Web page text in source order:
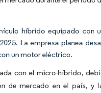
híbrido equipado con
La empresa planea
un motor eléctrico.
con el micro-híbrido,
de mercado en el país, y